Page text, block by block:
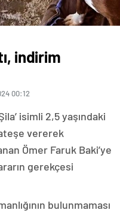
indirim
00:12
isimli 2,5 yaşındaki
vererek
Ömer Faruk Baki’ye
gerekçesi
bulunmaması